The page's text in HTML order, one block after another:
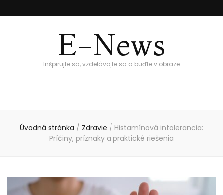
E-News
Inšpirujte sa, vzdelávajte sa a buďte v obraze
Úvodná stránka / Zdravie / Histamínová intolerancia:
Príčiny, príznaky a praktické riešenia